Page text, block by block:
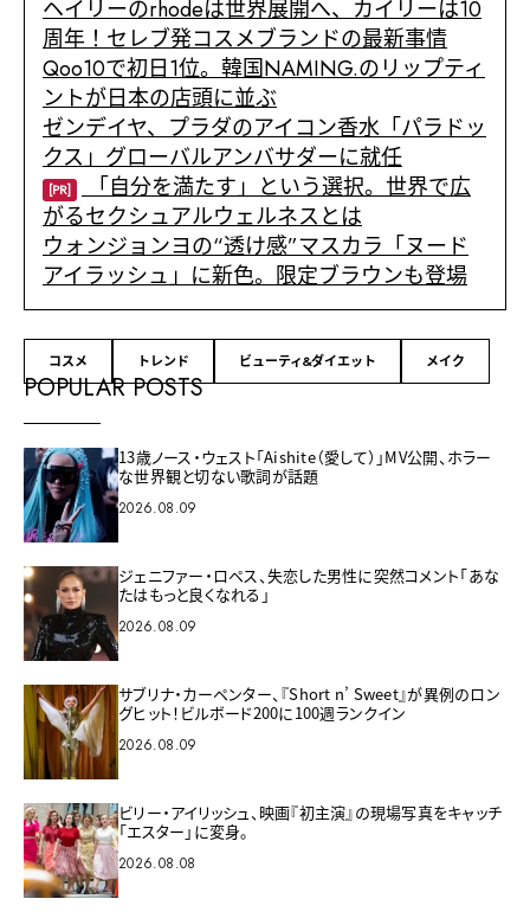
ヘイリーのrhodeは世界展開へ、カイリーは10
周年！セレブ発コスメブランドの最新事情
Qoo10で初日1位。韓国NAMING.のリップティ
ントが日本の店頭に並ぶ
ゼンデイヤ、プラダのアイコン香水「パラドッ
クス」グローバルアンバサダーに就任
[PR] 「自分を満たす」という選択。世界で広
がるセクシュアルウェルネスとは
ウォンジョンヨの“透け感”マスカラ「ヌード
アイラッシュ」に新色。限定ブラウンも登場
コスメ トレンド ビューティ&ダイエット メイク
POPULAR POSTS
13歳ノース・ウェスト「Aishite（愛して）」MV公開、ホラー
な世界観と切ない歌詞が話題
2026.08.09
ジェニファー・ロペス、失恋した男性に突然コメント「あな
たはもっと良くなれる」
2026.08.09
サブリナ・カーペンター、『Short n’ Sweet』が異例のロン
グヒット！ビルボード200に100週ランクイン
2026.08.09
ビリー・アイリッシュ、映画『初主演』の現場写真をキャッチ
「エスター」に変身。
2026.08.08